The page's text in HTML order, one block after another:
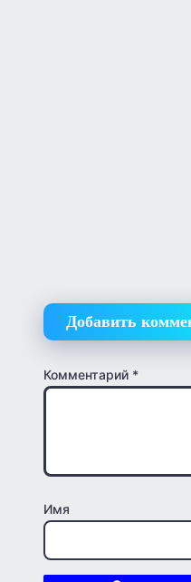
Добавить
Комментарий *
Имя